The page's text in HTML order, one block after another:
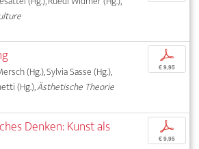
(Hg.), Sylvia Sasse (Hg.),
(Hg.),Ästhetische Theorie
p
€ 9,95
Denken: Kunst als p
€ 9,95